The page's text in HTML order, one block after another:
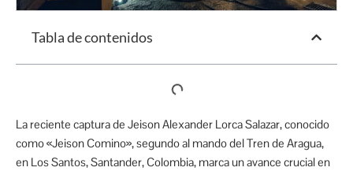
Tabla de contenidos
La reciente captura de Jeison Alexander Lorca Salazar, conocido
como «Jeison Comino», segundo al mando del Tren de Aragua,
en Los Santos, Santander, Colombia, marca un avance crucial en